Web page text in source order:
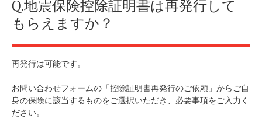
Q.地震保険控除証明書は再発行して
もらえますか？
再発行は可能です。
お問い合わせフォームの「控除証明書再発行のご依頼」からご自
身の保険に該当するものをご選択いただき、必要事項をご入力く
ださい。